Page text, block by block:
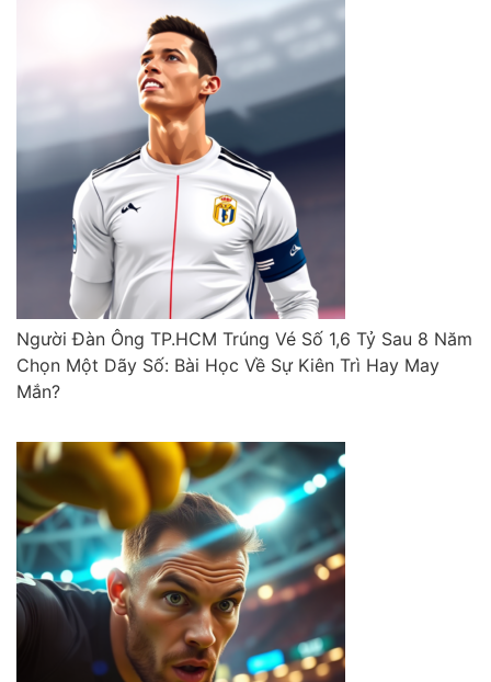
Người Đàn Ông TP.HCM Trúng Vé Số 1,6 Tỷ Sau 8 Năm
Chọn Một Dãy Số: Bài Học Về Sự Kiên Trì Hay May
Mắn?